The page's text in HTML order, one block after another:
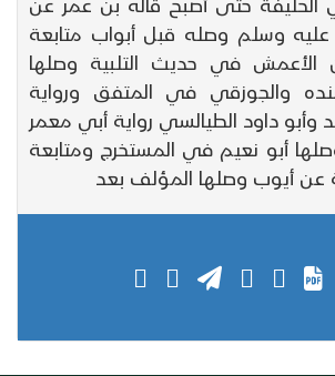
عليه وسلم وصله قبل أبواب متابعة
الأعمش في حديث التلبية وصلها
والجوزقي في المتفق ورواية
وأبو داود الطيالسي رواية أبي معمر
أبو نعيم في المستخرج ومتابعة
عن أيوب وصلها المؤلف بعد